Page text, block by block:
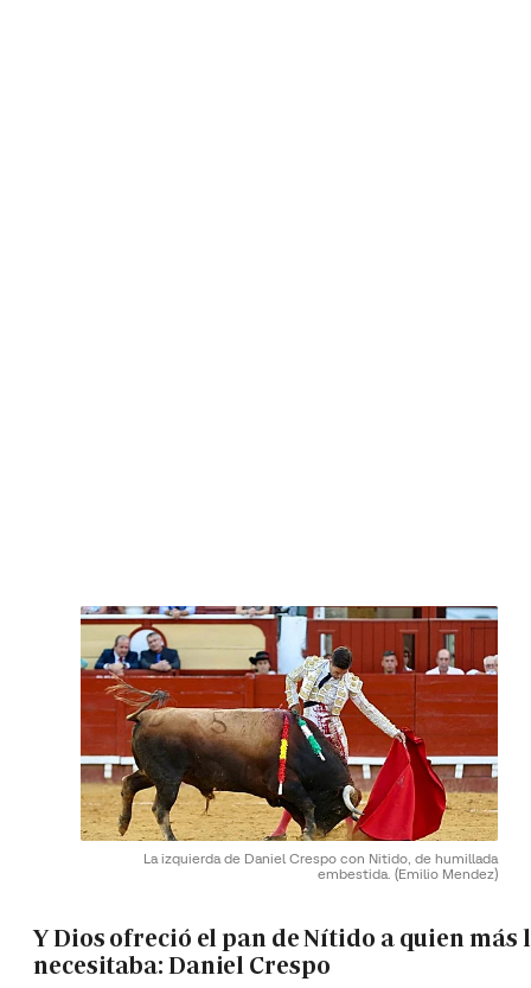
La izquierda de Daniel Crespo con Nitido, de humillada
embestida. (Emilio Mendez)
Y Dios ofreció el pan de Nítido a quien más
necesitaba: Daniel Crespo